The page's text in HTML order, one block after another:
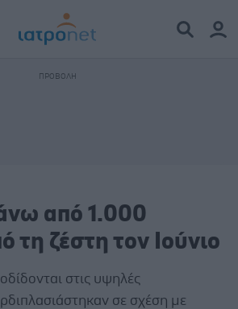
από 1.000
τη ζέστη τον Ιούνιο
στις υψηλές
σε σχέση με